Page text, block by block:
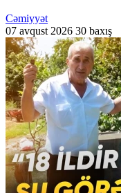
Cəmiyyət
07 avqust 2026 30 baxış